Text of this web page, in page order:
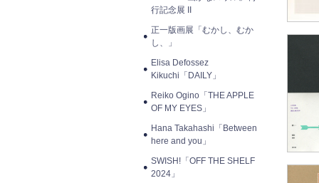
行記念展 II
正一版画展「むかし、むか
し、」
Elisa Defossez
Kikuchi「DAILY」
Reiko Ogino「THE APPLE
OF MY EYES」
Hana Takahashi「Between
here and you」
SWISH!「OFF THE SHELF
2024」